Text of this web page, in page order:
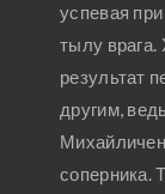
успевая
тылу врага.
результат
другим,
соперника.